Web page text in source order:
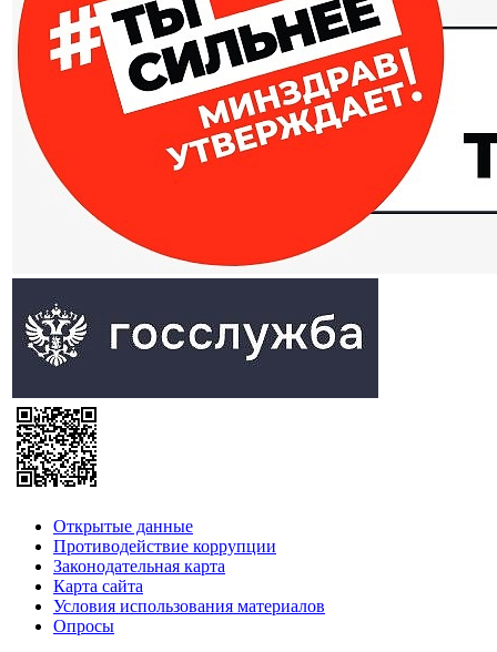
Открытые данные
Противодействие коррупции
Законодательная карта
Карта сайта
Условия использования материалов
Опросы